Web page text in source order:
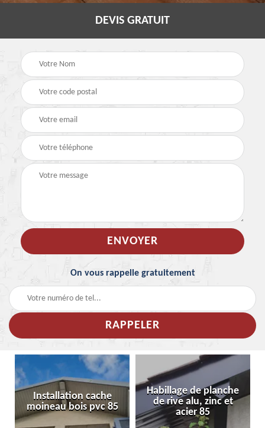
DEVIS GRATUIT
On vous rappelle gratuitement
Installation cache
moineau bois pvc 85
Habillage de planche
de rive alu, zinc et
acier 85